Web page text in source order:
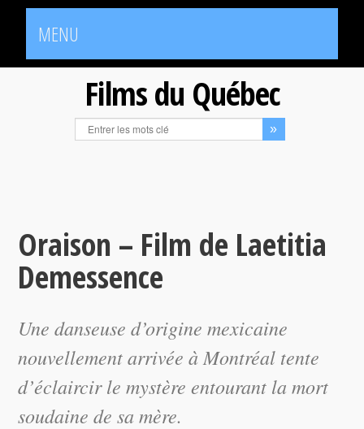
MENU
Films du Québec
Oraison – Film de Laetitia
Demessence
Une danseuse d’origine mexicaine
nouvellement arrivée à Montréal tente
d’éclaircir le mystère entourant la mort
soudaine de sa mère.